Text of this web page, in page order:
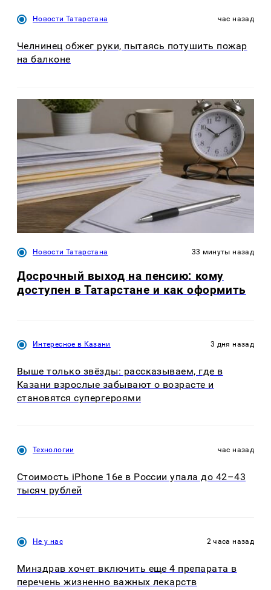
Новости Татарстана час назад
Челнинец обжег руки, пытаясь потушить пожар
на балконе
Новости Татарстана 33 минуты назад
Досрочный выход на пенсию: кому
доступен в Татарстане и как оформить
Интересное в Казани 3 дня назад
Выше только звёзды: рассказываем, где в
Казани взрослые забывают о возрасте и
становятся супергероями
Технологии час назад
Стоимость iPhone 16e в России упала до 42–43
тысяч рублей
Не у нас 2 часа назад
Минздрав хочет включить еще 4 препарата в
перечень жизненно важных лекарств